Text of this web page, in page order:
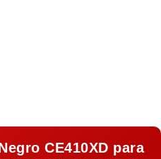
CE410XD para